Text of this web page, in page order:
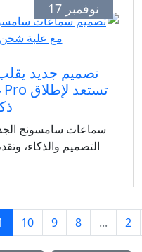
تصميم جديد يقلب
ذكية لافتة
سامسونج الجديدة
والذكاء، وتقدم تجربة
9
10